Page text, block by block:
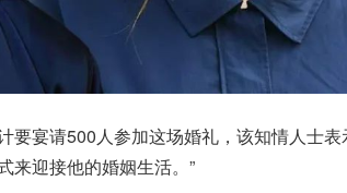
宴请500人参加这场婚礼，该知情人士表
来迎接他的婚姻生活。”